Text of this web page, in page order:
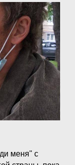
меня" с